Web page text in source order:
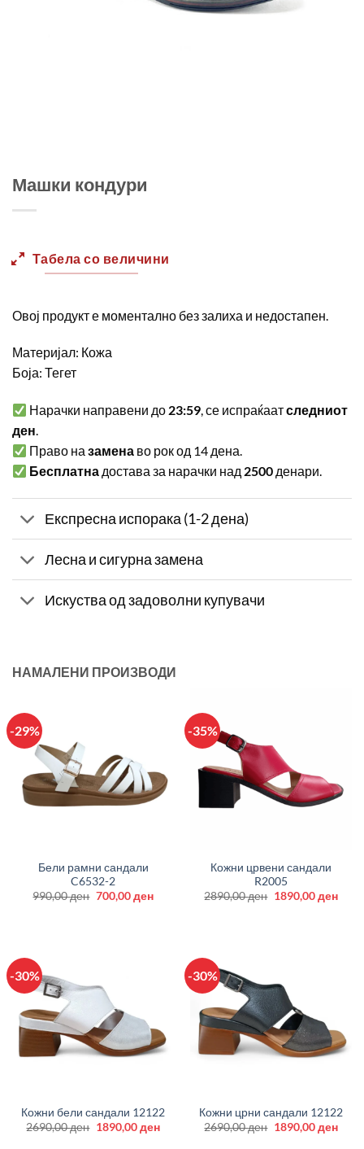
Машки кондури
Табела со величини
Овој продукт е моментално без залиха и недостапен.
Материјал: Кожа
Боја: Тегет
Нарачки направени до 23:59, се испраќаатследниот
ден.
Право назамена во рок од 14 дена.
Бесплатна достава за нарачки над 2500 денари.
Експресна испорака (1-2 дена)
Лесна и сигурна замена
Искуства од задоволни купувачи
НАМАЛЕНИ ПРОИЗВОДИ
-29%
Бели рамни сандали
C6532-2
990,00ден Original
price
700,00денCurrent
-35%
Кожни црвени сандали
R2005
2890,00ден Original
1890,00ден
-30%
Кожни бели сандали 12122
2690,00ден Original
1890,00денCurrent
-30%
Кожни црни сандали 12122
2690,00ден Original
1890,00ден